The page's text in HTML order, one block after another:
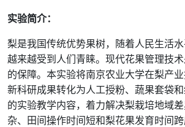
实验简介：
梨是我国传统优势果树，随着人民生活
越来越受到人们青睐。现代花果管理技
的保障。本实验将南京农业大学在梨产
新科研成果转化为人工授粉、蔬果套袋
的实验教学内容，着力解决梨栽培地域
杂、田间操作时间短和梨花果发育时间